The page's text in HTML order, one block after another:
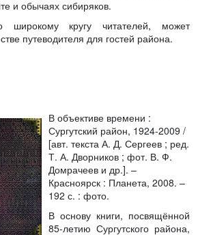
и обычаях сибиряков.
широкому кругу читателей, может
путеводителя для гостей района.
В объективе времени :
Сургутский район, 1924­-2009 /
[авт. текста А. Д. Сергеев ; ред.
Т. А. Дворников ; фот. В. Ф.
Домрачеев и др.]. –
Красноярск : Планета, 2008. –
192 с. : фото.
В основу книги, посвящённой
85-летию Сургутского района,